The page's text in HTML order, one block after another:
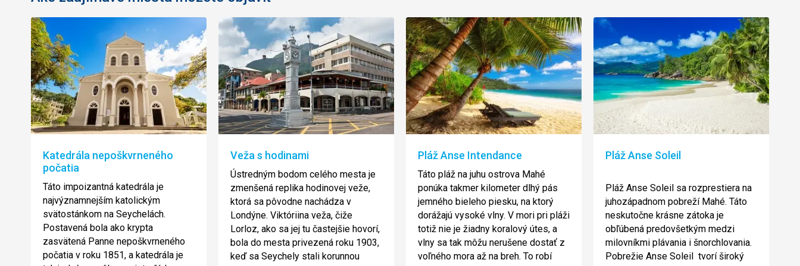
Katedrála nepoškvrneného
počatia
Táto impoizantná katedrála je
najvýznamnejším katolickým
svätostánkom na Seychelách.
Postavená bola ako krypta
zasvätená Panne nepoškvrneného
počatia v roku 1851, a katedrála je
Veža s hodinami
Ústredným bodom celého mesta je
zmenšená replika hodinovej veže,
ktorá sa pôvodne nachádza v
Londýne. Viktóriina veža, čiže
Lorloz, ako sa jej tu častejšie hovorí,
bola do mesta privezená roku 1903,
keď sa Seychely stali korunnou
Pláž Anse Intendance
Táto pláž na juhu ostrova Mahé
ponúka takmer kilometer dlhý pás
jemného bieleho piesku, na ktorý
dorážajú vysoké vlny. V mori pri pláži
totiž nie je žiadny koralový útes, a
vlny sa tak môžu nerušene dostať z
voľného mora až na breh. To robí
Pláž Anse Soleil
Pláž Anse Soleil sa rozprestiera na
juhozápadnom pobreží Mahé. Táto
neskutočne krásne zátoka je
obľúbená predovšetkým medzi
milovníkmi plávania i šnorchlovania.
Pobrežie Anse Soleil tvorí široký